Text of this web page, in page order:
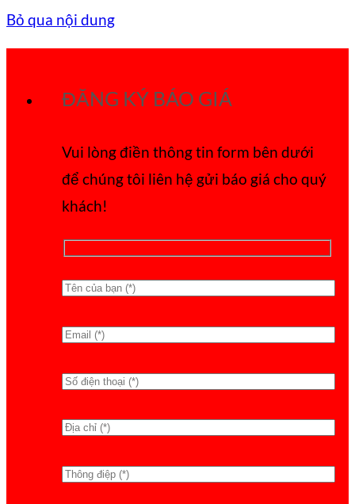
Bỏ qua nội dung
ĐĂNG KÝ BÁO GIÁ
Vui lòng điền thông tin form bên dưới
để chúng tôi liên hệ gửi báo giá cho quý
khách!